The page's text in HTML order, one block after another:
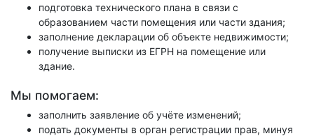
подготовка технического плана в связи с
образованием части помещения или части здания;
заполнение декларации об объекте недвижимости;
получение выписки из ЕГРН на помещение или
здание.
Мы помогаем:
заполнить заявление об учёте изменений;
подать документы в орган регистрации прав, минуя